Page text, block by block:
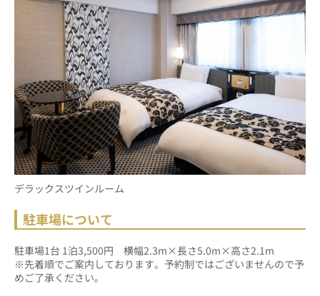
デラックスツインルーム
駐車場について
駐車場1台 1泊3,500円　横幅2.3m×長さ5.0m×高さ2.1m
※先着順でご案内しております。予約制ではございませんので予
めご了承ください。